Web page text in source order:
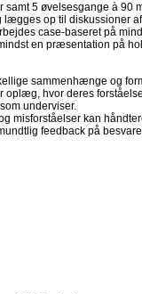
5 øvelsesgange à 90
op til diskussioner
case-baseret på
en præsentation på
sammenhænge og
oplæg, hvor deres
underviser.
misforståelser kan
feedback på